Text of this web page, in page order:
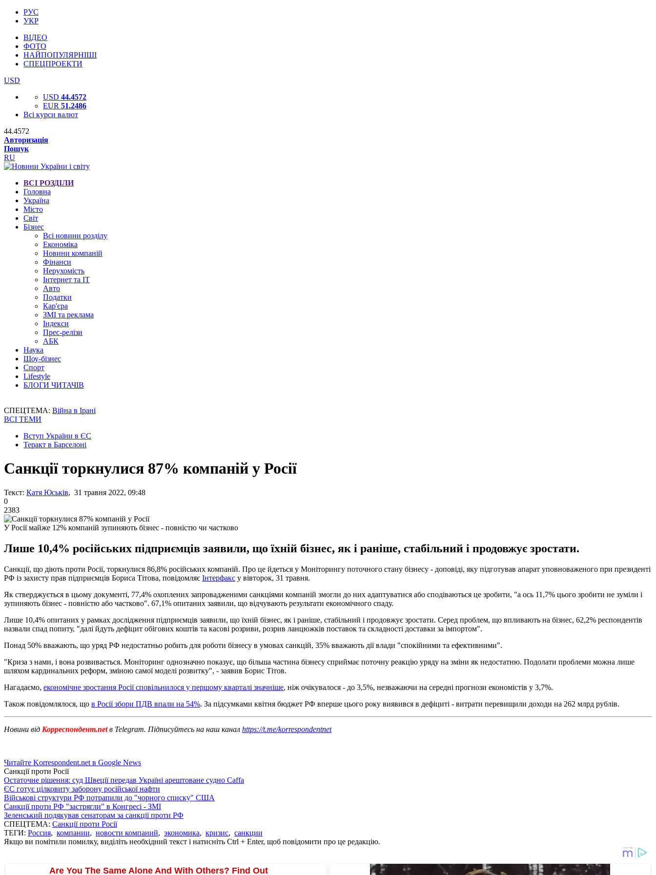
РУС
УКР
ВІДЕО
ФОТО
НАЙПОПУЛЯРНІШІ
СПЕЦПРОЕКТИ
USD
USD 44.4572
EUR 51.2486
Всі курси валют
44.4572
Авторизація
Пошук
RU
ВСІ РОЗДІЛИ
Головна
Україна
Місто
Світ
Бізнес
Всі новини розділу
Економіка
Новини компаній
Фінанси
Нерухомість
Інтернет та IT
Авто
Податки
Кар'єра
ЗМІ та реклама
Індекси
Прес-релізи
АБК
Наука
Шоу-бізнес
Спорт
Lifestyle
БЛОГИ ЧИТАЧІВ
СПЕЦТЕМА: Війна в Ірані
ВСІ ТЕМИ
Вступ України в ЄС
Теракт в Барселоні
Санкції торкнулися 87% компаній у Росії
Текст: Катя Юськів, 31 травня 2022, 09:48
0
2383
У Росії майже 12% компаній зупиняють бізнес - повністю чи частково
Лише 10,4% російських підприємців заявили, що їхній бізнес, як і раніше, стабільний і продовжує зростати.
Санкції, що діють проти Росії, торкнулися 86,8% російських компаній. Про це йдеться у Моніторингу поточного стану бізнесу - доповіді, яку підготував апарат уповноваженого при президенті
РФ із захисту прав підприємців Бориса Тітова, повідомляє Інтерфакс у вівторок, 31 травня.
Як стверджується в цьому документі, 77,4% охоплених запровадженими санкціями компаній змогли до них адаптуватися або сподіваються це зробити, "а ось 11,7% цього зробити не зуміли і
зупиняють бізнес - повністю або частково". 67,1% опитаних заявили, що відчувають результати економічного спаду.
Лише 10,4% опитаних у рамках дослідження підприємців заявили, що їхній бізнес, як і раніше, стабільний і продовжує зростати. Серед проблем, що впливають на бізнес, 62,2% респондентів
назвали спад попиту, "далі йдуть дефіцит обігових коштів та касові розриви, розрив ланцюжків поставок та складності доставки за імпортом".
Понад 50% вважають, що уряд РФ недостатньо робить для роботи бізнесу в умовах санкцій, 35% вважають дії влади "спокійними та ефективними".
"Криза з нами, і вона розвивається. Моніторинг однозначно показує, що більша частина бізнесу сприймає поточну реакцію уряду на зміни як недостатню. Подолати проблеми можна лише
шляхом кардинальних реформ, зміною самої моделі розвитку", - заявив Борис Тітов.
Нагадаємо, економічне зростання Росії сповільнилося у першому кварталі значніше, ніж очікувалося - до 3,5%, незважаючи на середні прогнози економістів у 3,7%.
Також повідомлялося, що в Росії збори ПДВ впали на 54%. За підсумками квітня бюджет РФ вперше цього року виявився в дефіциті - витрати перевищили доходи на 262 млрд рублів.
Новини від Корреспондент.netв Telegram. Підписуйтесь на наш канал https://t.me/korrespondentnet
Читайте Korrespondent.net в Google News
Санкції проти Росії
Остаточне рішення: суд Швеції передав Україні арештоване судно Caffa
ЄС готує цілковиту заборону російської нафти
Військові структури РФ потрапили до "чорного списку" США
Санкції проти РФ "застрягли" в Конгресі - ЗМІ
Зеленський подякував сенаторам за санкції проти РФ
СПЕЦТЕМА: Санкції проти Росії
ТЕГИ: Россия, компании, новости компаний, экономика, кризис, санкции
Якщо ви помітили помилку, виділіть необхідний текст і натисніть Ctrl + Enter, щоб повідомити про це редакцію.